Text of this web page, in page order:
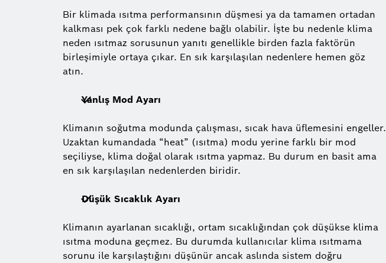
Bir klimada ısıtma performansının düşmesi ya da tamamen ortadan
kalkması pek çok farklı nedene bağlı olabilir. İşte bu nedenle klima
neden ısıtmaz sorusunun yanıtı genellikle birden fazla faktörün
birleşimiyle ortaya çıkar. En sık karşılaşılan nedenlere hemen göz
atın.
Yanlış Mod Ayarı
Klimanın soğutma modunda çalışması, sıcak hava üflemesini engeller.
Uzaktan kumandada “heat” (ısıtma) modu yerine farklı bir mod
seçiliyse, klima doğal olarak ısıtma yapmaz. Bu durum en basit ama
en sık karşılaşılan nedenlerden biridir.
Düşük Sıcaklık Ayarı
Klimanın ayarlanan sıcaklığı, ortam sıcaklığından çok düşükse klima
ısıtma moduna geçmez. Bu durumda kullanıcılar klima ısıtmama
sorunu ile karşılaştığını düşünür ancak aslında sistem doğru